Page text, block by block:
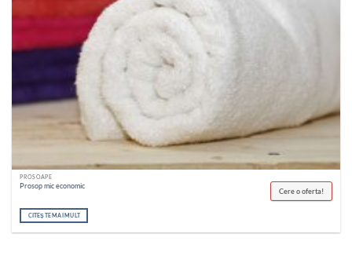
PROSOAPE
Prosop mic economic
Cere o oferta!
CITEȘTE MAI MULT